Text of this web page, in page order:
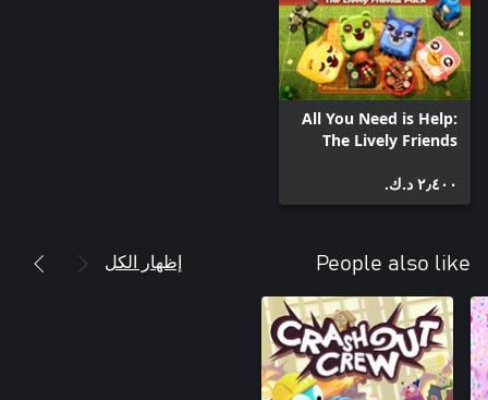
All You Need is Help:
The Lively Friends
٢٫٤٠٠ د.ك.‏
People also like إظهار الكل